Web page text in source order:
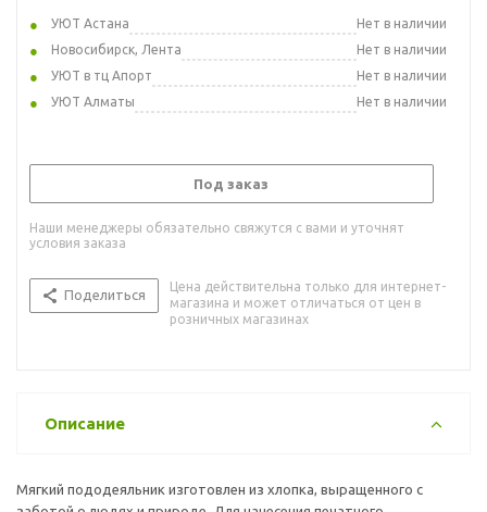
УЮТ Астана
Нет в наличии
Новосибирск, Лента
Нет в наличии
УЮТ в тц Апорт
Нет в наличии
УЮТ Алматы
Нет в наличии
Под заказ
Наши менеджеры обязательно свяжутся с вами и уточнят
условия заказа
Поделиться
Цена действительна только для интернет-
магазина и может отличаться от цен в
розничных магазинах
Описание
Мягкий пододеяльник изготовлен из хлопка, выращенного с